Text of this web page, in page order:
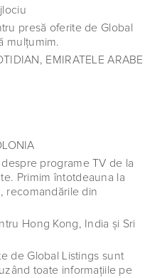
presă oferite de Global
mulţumim.
EMIRATELE ARABE
programe TV de la
Primim întotdeauna la
recomandările din
Hong Kong, India şi Sri
de Global Listings sunt
toate informaţiile pe